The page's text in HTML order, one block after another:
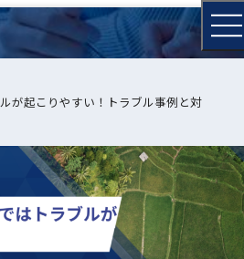
が起こりやすい！トラブル事例と対